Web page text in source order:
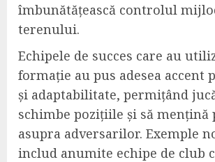
îmbunătățească controlul
terenului.
Echipele de succes care au
formație au pus adesea accent
și adaptabilitate, permițând
schimbe pozițiile și să mențină
asupra adversarilor. Exemple
includ anumite echipe de club